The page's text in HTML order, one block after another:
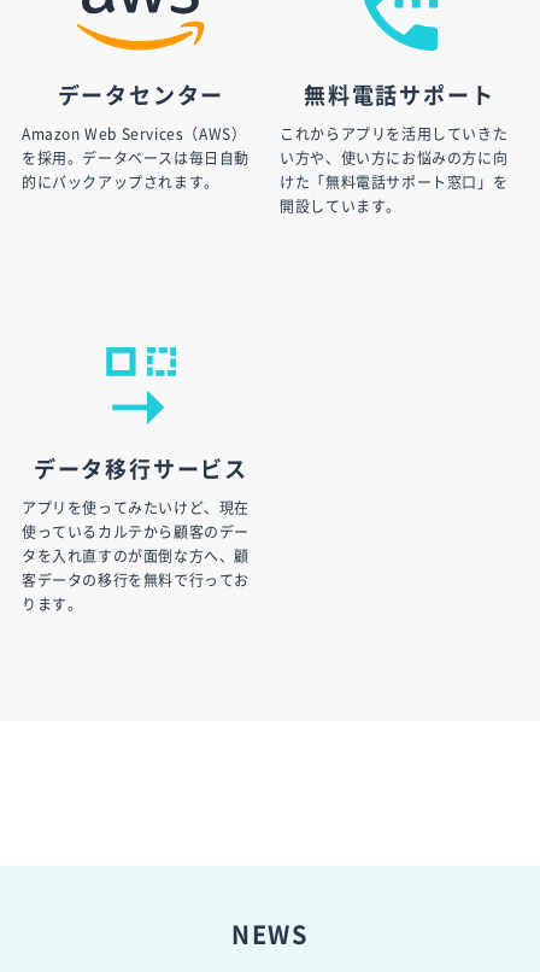
データセンター
Amazon Web Services（AWS）
を採用。データベースは毎日自動
的にバックアップされます。
無料電話サポート
これからアプリを活用していきた
い方や、使い方にお悩みの方に向
けた「無料電話サポート窓口」を
開設しています。
データ移行サービス
アプリを使ってみたいけど、現在
使っているカルテから顧客のデー
タを入れ直すのが面倒な方へ、顧
客データの移行を無料で行ってお
ります。
NEWS